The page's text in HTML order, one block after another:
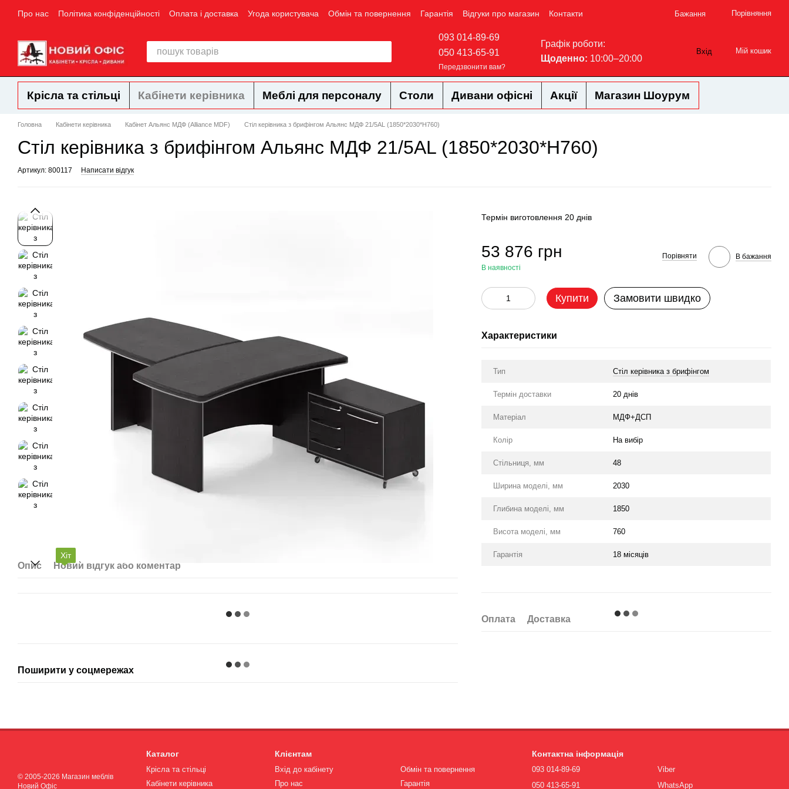
Перейти до основного контенту
Про нас Політика конфіденційності Оплата і доставка Угода користувача Обмін та повернення Гарантія Відгуки про магазин Контакти Бажання Порівняння
093 014-89-69
050 413-65-91
Передзвонити вам?
Графік роботи:
Щоденно: 10:00–20:00
Вхід Мій кошик
Крісла та стільці Кабінети керівника Меблі для персоналу Столи Дивани офісні Акції Магазин Шоурум
Головна Кабінети керівника Кабінет Альянс МДФ (Alliance MDF) Стіл керівника з брифінгом Альянс МДФ 21/5AL (1850*2030*Н760)
Стіл керівника з брифінгом Альянс МДФ 21/5AL (1850*2030*Н760)
Артикул: 800117 Написати відгук
Хіт
Опис Новий відгук або коментар
Поширити у соцмережах
Термін виготовлення 20 днів
53 876 грн
В наявності
Порівняти В бажання
Купити Замовити швидко
Характеристики
Тип Стіл керівника з брифінгом
Термін доставки 20 днів
Матеріал МДФ+ДСП
Колір На вибір
Стільниця, мм 48
Ширина моделі, мм 2030
Глибина моделі, мм 1850
Висота моделі, мм 760
Гарантія 18 місяців
Оплата Доставка
© 2005-2026 Магазин меблів
Новий Офіс
Каталог
Крісла та стільці
Кабінети керівника
Клієнтам
Вхід до кабінету
Про нас
Обмін та повернення
Гарантія
Контактна інформація
093 014-89-69
050 413-65-91
Viber
WhatsApp